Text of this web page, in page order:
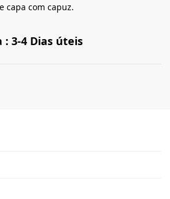
capa com capuz.
3-4 Dias úteis